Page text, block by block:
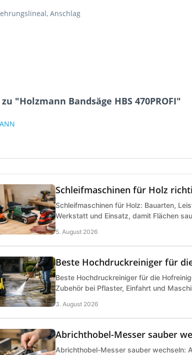
Anschlag
"Holzmann Bandsäge HBS 470PROFI"
Schleifmaschinen für Holz
Schleifmaschinen für Holz: Bauarten,
Werkstatt und Einsatz, damit Flächen
5. August 2026
Beste Hochdruckreiniger für
Beste Hochdruckreiniger für die
Zubehör bei Pflaster, Einfahrt und
3. August 2026
Abrichthobel-Messer sauber
Abrichthobel-Messer sauber wechseln: